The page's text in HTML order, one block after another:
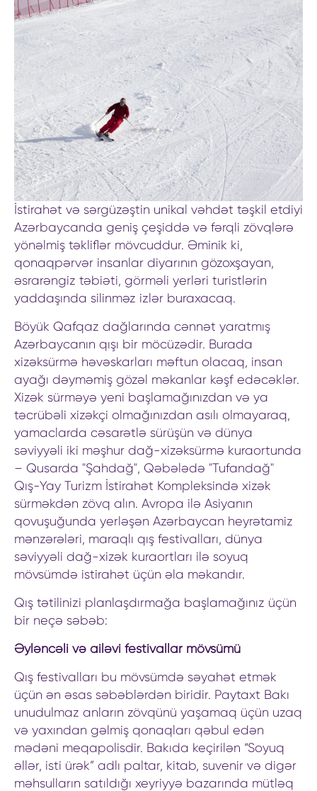
İstirahət və sərgüzəştin unikal vəhdət təşkil etdiyi
Azərbaycanda geniş çeşiddə və fərqli zövqlərə
yönəlmiş təkliflər mövcuddur. Əminik ki,
qonaqpərvər insanlar diyarının gözoxşayan,
əsrarəngiz təbiəti, görməli yerləri turistlərin
yaddaşında silinməz izlər buraxacaq.
Böyük Qafqaz dağlarında cənnət yaratmış
Azərbaycanın qışı bir möcüzədir. Burada
xizəksürmə həvəskarları məftun olacaq, insan
ayağı dəyməmiş gözəl məkanlar kəşf edəcəklər.
Xizək sürməyə yeni başlamağınızdan və ya
təcrübəli xizəkçi olmağınızdan asılı olmayaraq,
yamaclarda cəsarətlə sürüşün və dünya
səviyyəli iki məşhur dağ-xizəksürmə kuraortunda
– Qusarda "Şahdağ", Qəbələdə "Tufandağ"
Qış-Yay Turizm İstirahət Kompleksində xizək
sürməkdən zövq alın. Avropa ilə Asiyanın
qovuşuğunda yerləşən Azərbaycan heyrətamiz
mənzərələri, maraqlı qış festivalları, dünya
səviyyəli dağ-xizək kuraortları ilə soyuq
mövsümdə istirahət üçün əla məkandır.
Qış tətilinizi planlaşdırmağa başlamağınız üçün
bir neçə səbəb:
Əyləncəli və ailəvi festivallar mövsümü
Qış festivalları bu mövsümdə səyahət etmək
üçün ən əsas səbəblərdən biridir. Paytaxt Bakı
unudulmaz anların zövqünü yaşamaq üçün uzaq
və yaxından gəlmiş qonaqları qəbul edən
mədəni meqapolisdir. Bakıda keçirilən “Soyuq
əllər, isti ürək” adlı paltar, kitab, suvenir və digər
məhsulların satıldığı xeyriyyə bazarında mütləq